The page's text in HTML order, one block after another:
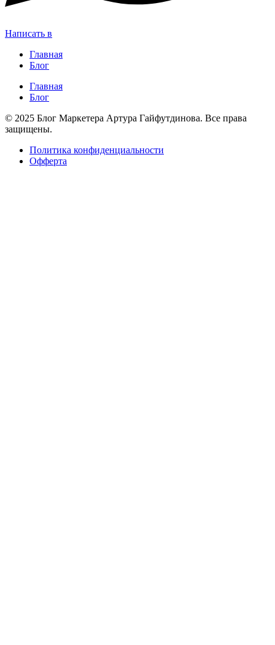
Написать в
Главная
Блог
Главная
Блог
© 2025 Блог Маркетера Артура Гайфутдинова. Все права
защищены.
Политика конфиденциальности
Офферта